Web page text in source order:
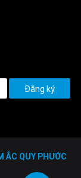
Đăng ký
ẮC QUY PHƯỚC